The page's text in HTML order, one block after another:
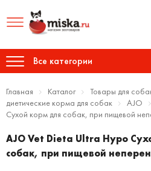
Все категории
Главная Каталог Товары для
диетические корма для собак
AJO
Сухой корм для собак, при пищевой
AJO Vet Dieta Ultra Hypo
собак, при пищевой